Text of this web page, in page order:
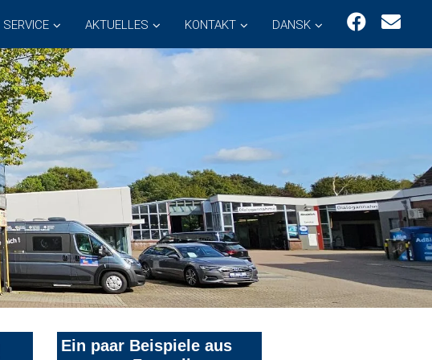
SERVICE AKTUELLES KONTAKT DANSK
Ein paar Beispiele aus